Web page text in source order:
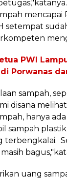
mencapai
setempat
PWI
Porwanas
sampah,
disana
hanya
sampah
terbengkalai.
uang